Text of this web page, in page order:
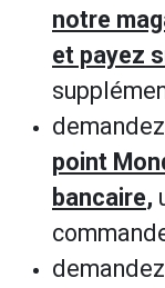
notre
et payez
point
bancaire,